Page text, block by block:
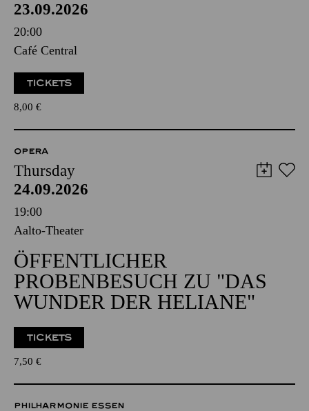
23.09.2026
20:00
Café Central
TICKETS
8,00 €
OPERA
Thursday
24.09.2026
19:00
Aalto-Theater
ÖFFENTLICHER
PROBENBESUCH ZU "DAS
WUNDER DER HELIANE"
TICKETS
7,50 €
PHILHARMONIE ESSEN